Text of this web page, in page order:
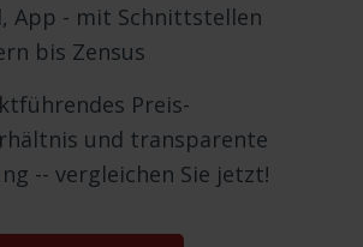
App - mit Schnittstellen
bis Zensus
Preis-
und transparente
-- vergleichen Sie jetzt!